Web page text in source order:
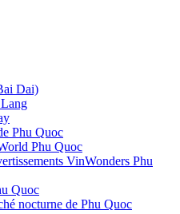
Dai)
Phu Quoc
Phu Quoc
VinWonders Phu
Quoc
nocturne de Phu Quoc